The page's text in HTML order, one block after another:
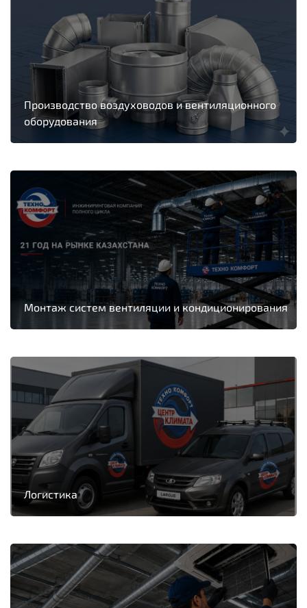
Производство воздуховодов и вентиляционного
оборудования
Монтаж систем вентиляции и кондиционирования
Логистика